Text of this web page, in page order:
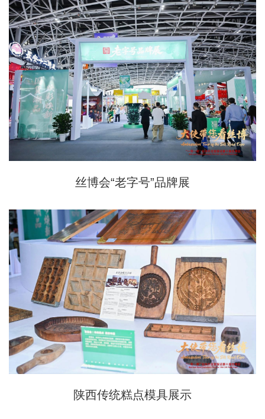
丝博会“老字号”品牌展
陕西传统糕点模具展示